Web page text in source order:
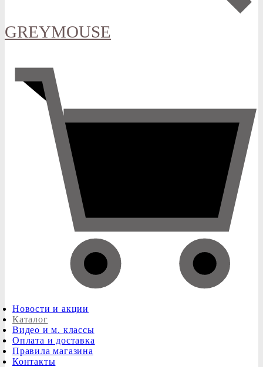
GREYMOUSE
Новости и акции
Каталог
Видео и м. классы
Оплата и доставка
Правила магазина
Контакты